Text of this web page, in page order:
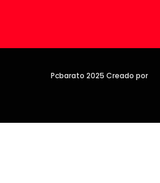
Pcbarato 2025 Creado por